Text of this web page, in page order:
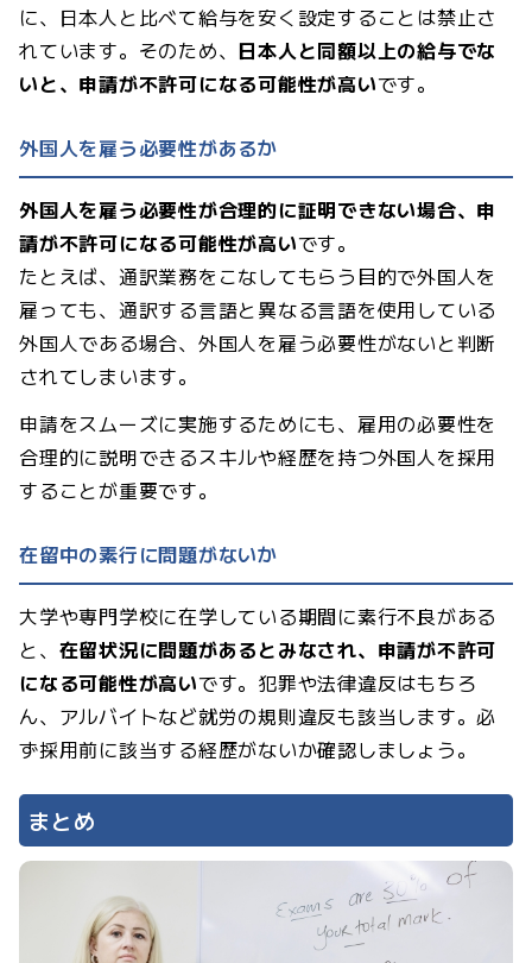
に、日本人と比べて給与を安く設定することは禁止さ
れています。そのため、 日本人と同額以上の給与でな
いと、申請が不許可になる可能性が高いです。
外国人を雇う必要性があるか
外国人を雇う必要性が合理的に証明できない場合、申
請が不許可になる可能性が高いです。
たとえば、通訳業務をこなしてもらう目的で外国人を
雇っても、通訳する言語と異なる言語を使用している
外国人である場合、外国人を雇う必要性がないと判断
されてしまいます。
申請をスムーズに実施するためにも、雇用の必要性を
合理的に説明できるスキルや経歴を持つ外国人を採用
することが重要です。
在留中の素行に問題がないか
大学や専門学校に在学している期間に素行不良がある
と、 在留状況に問題があるとみなされ、申請が不許可
になる可能性が高いです。犯罪や法律違反はもちろ
ん、アルバイトなど就労の規則違反も該当します。必
ず採用前に該当する経歴がないか確認しましょう。
まとめ